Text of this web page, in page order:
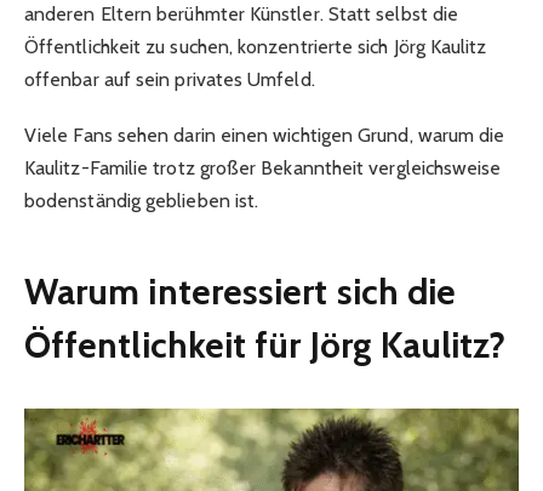
anderen Eltern berühmter Künstler. Statt selbst die
Öffentlichkeit zu suchen, konzentrierte sich Jörg Kaulitz
offenbar auf sein privates Umfeld.
Viele Fans sehen darin einen wichtigen Grund, warum die
Kaulitz-Familie trotz großer Bekanntheit vergleichsweise
bodenständig geblieben ist.
Warum interessiert sich die
Öffentlichkeit für Jörg Kaulitz?